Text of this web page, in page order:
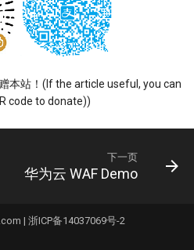
本站！(If the article useful, you can
code to donate))
下一页
华为云 WAF Demo
| 浙ICP备14037069号-2